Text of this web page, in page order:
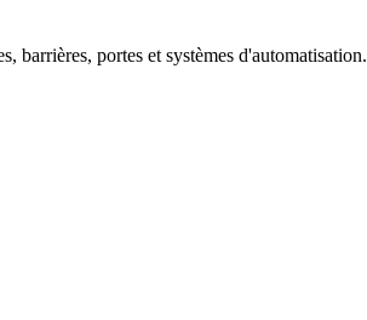
barrières, portes et systèmes d'automatisation.